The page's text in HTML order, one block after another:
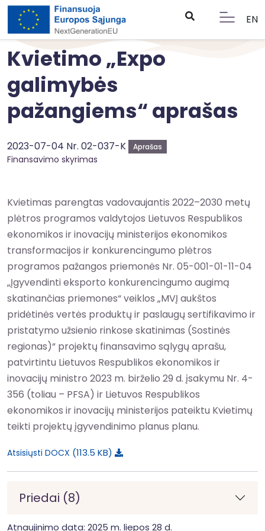
EN
Kvietimo „Expo
galimybės
pažangiems“ aprašas
2023-07-04 Nr. 02-037-K Aprašas
Finansavimo skyrimas
Kvietimas parengtas vadovaujantis 2022–2030 metų
plėtros programos valdytojos Lietuvos Respublikos
ekonomikos ir inovacijų ministerijos ekonomikos
transformacijos ir konkurencingumo plėtros
programos pažangos priemonės Nr. 05-001-01-11-04
„Įgyvendinti eksporto konkurencingumo augimą
skatinančias priemones“ veiklos „MVĮ aukštos
pridėtinės vertės produktų ir paslaugų sertifikavimo ir
pristatymo užsienio rinkose skatinimas (Sostinės
regionas)“ projektų finansavimo sąlygų aprašu,
patvirtintu Lietuvos Respublikos ekonomikos ir
inovacijų ministro 2023 m. birželio 29 d. įsakymu Nr. 4-
356 (toliau – PFSA) ir Lietuvos Respublikos
ekonomikos ir inovacijų ministerijos pateiktu Kvietimų
teikti projektų įgyvendinimo planus planu.
Atsisiųsti DOCX 113.5 KB
Priedai (8)
Atnaujinimo data: 2025 m. liepos 28 d.